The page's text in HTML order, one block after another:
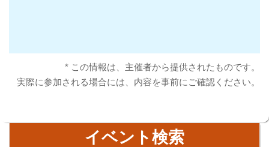
* この情報は、主催者から提供されたものです。
実際に参加される場合には、内容を事前にご確認ください。
イベント検索